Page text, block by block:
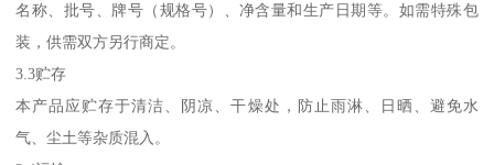
名称、批号、牌号（规格号）、净含量和生产日期等。如需特殊包
装，供需双方另行商定。
3.3贮存
本产品应贮存于清洁、阴凉、干燥处，防止雨淋、日晒、避免水
气、尘土等杂质混入。